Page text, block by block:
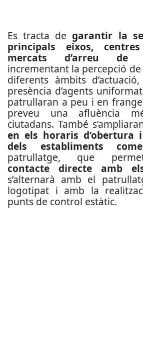
Es tracta degarantir la
principals eixos,
mercats d’arreu de
incrementant la percepció
diferents àmbits
presència d’agents
patrullaran a peu i en
preveu una afluència
ciutadans. També
en els horaris d’obertura
dels establiments
patrullatge, que
contacte directe amb
s’alternarà amb el
logotipat i amb la
punts de control estàtic.